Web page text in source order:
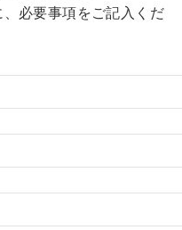
必要事項をご記入くだ